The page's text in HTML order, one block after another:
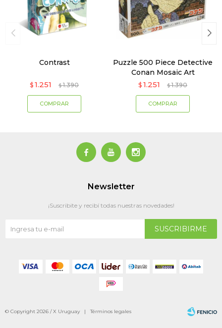
Contrast
$ 1.251 $ 1.390
Puzzle 500 Piece Detective
Conan Mosaic Art
$ 1.251 $ 1.390
  
Newsletter
¡Suscribite y recibí todas nuestras novedades!
SUSCRIBIRME
© Copyright 2026 / X Uruguay |Términos legales